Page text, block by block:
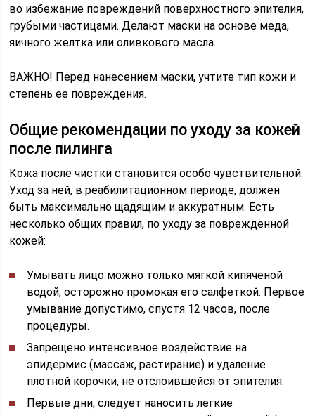
во избежание повреждений поверхностного эпителия,
грубыми частицами. Делают маски на основе меда,
яичного желтка или оливкового масла.
ВАЖНО! Перед нанесением маски, учтите тип кожи и
степень ее повреждения.
Общие рекомендации по уходу за кожей
после пилинга
Кожа после чистки становится особо чувствительной.
Уход за ней, в реабилитационном периоде, должен
быть максимально щадящим и аккуратным. Есть
несколько общих правил, по уходу за поврежденной
кожей:
Умывать лицо можно только мягкой кипяченой
водой, осторожно промокая его салфеткой. Первое
умывание допустимо, спустя 12 часов, после
процедуры.
Запрещено интенсивное воздействие на
эпидермис (массаж, растирание) и удаление
плотной корочки, не отслоившейся от эпителия.
Первые дни, следует наносить легкие